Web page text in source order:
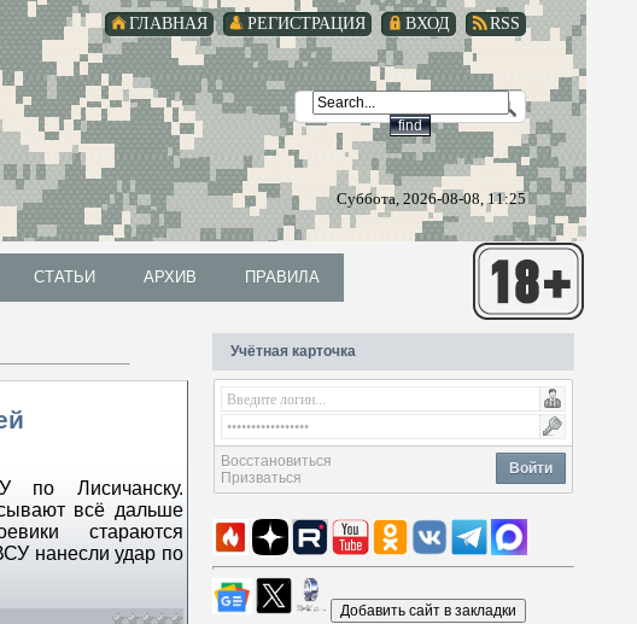
RSS
ВХОД
РЕГИСТРАЦИЯ
ГЛАВНАЯ
Суббота, 2026-08-08, 11:25
СТАТЬИ АРХИВ ПРАВИЛА
по Лисичанску.
всё дальше
стараются
нанесли удар по
Учётная карточка
Войти
Восстановиться
Призваться